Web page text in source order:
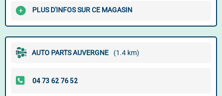
PLUS D'INFOS SUR CE MAGASIN
AUTO PARTS AUVERGNE (1.4 km)